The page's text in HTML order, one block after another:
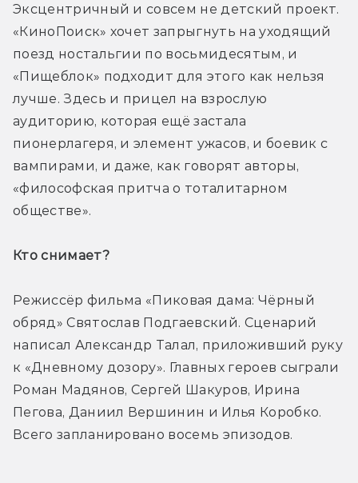
Эксцентричный и совсем не детский проект.
«КиноПоиск» хочет запрыгнуть на уходящий
поезд ностальгии по восьмидесятым, и
«Пищеблок» подходит для этого как нельзя
лучше. Здесь и прицел на взрослую
аудиторию, которая ещё застала
пионерлагеря, и элемент ужасов, и боевик с
вампирами, и даже, как говорят авторы,
«философская притча о тоталитарном
обществе».
Кто снимает?
Режиссёр фильма «Пиковая дама: Чёрный
обряд» Святослав Подгаевский. Сценарий
написал Александр Талал, приложивший руку
к «Дневному дозору». Главных героев сыграли
Роман Мадянов, Сергей Шакуров, Ирина
Пегова, Даниил Вершинин и Илья Коробко.
Всего запланировано восемь эпизодов.